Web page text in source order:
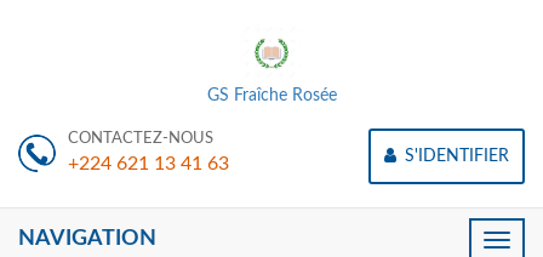
GS Fraîche Rosée
CONTACTEZ-NOUS
+224 621 13 41 63 S'IDENTIFIER
Toggle
NAVIGATION